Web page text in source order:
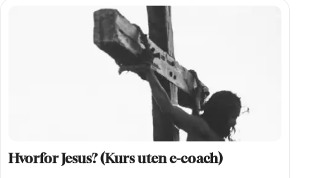
Hvorfor Jesus? (Kurs uten e-coach)